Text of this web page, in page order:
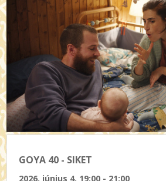
GOYA 40 - SIKET
2026. június 4. 19:00 - 21:00